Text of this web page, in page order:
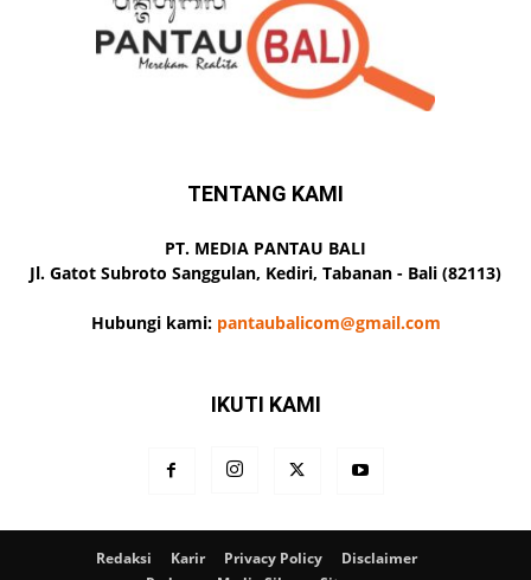
TENTANG KAMI
PT. MEDIA PANTAU BALI
Jl. Gatot Subroto Sanggulan, Kediri, Tabanan - Bali (82113)
Hubungi kami: pantaubalicom@gmail.com
IKUTI KAMI
Redaksi Karir Privacy Policy
Disclaimer